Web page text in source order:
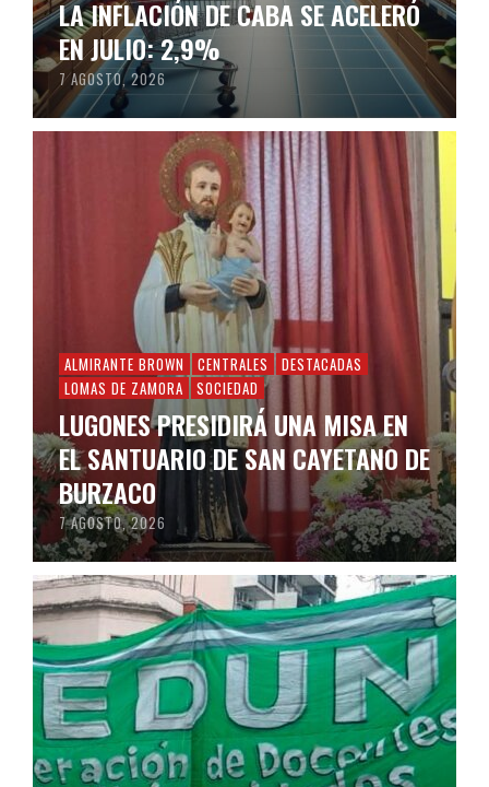
LA INFLACIÓN DE CABA SE ACELERÓ
EN JULIO: 2,9%
7 AGOSTO, 2026
ALMIRANTE BROWN CENTRALES
DESTACADAS
LOMAS DE ZAMORA
SOCIEDAD
LUGONES PRESIDIRÁ UNA MISA EN
EL SANTUARIO DE SAN CAYETANO DE
BURZACO
7 AGOSTO, 2026